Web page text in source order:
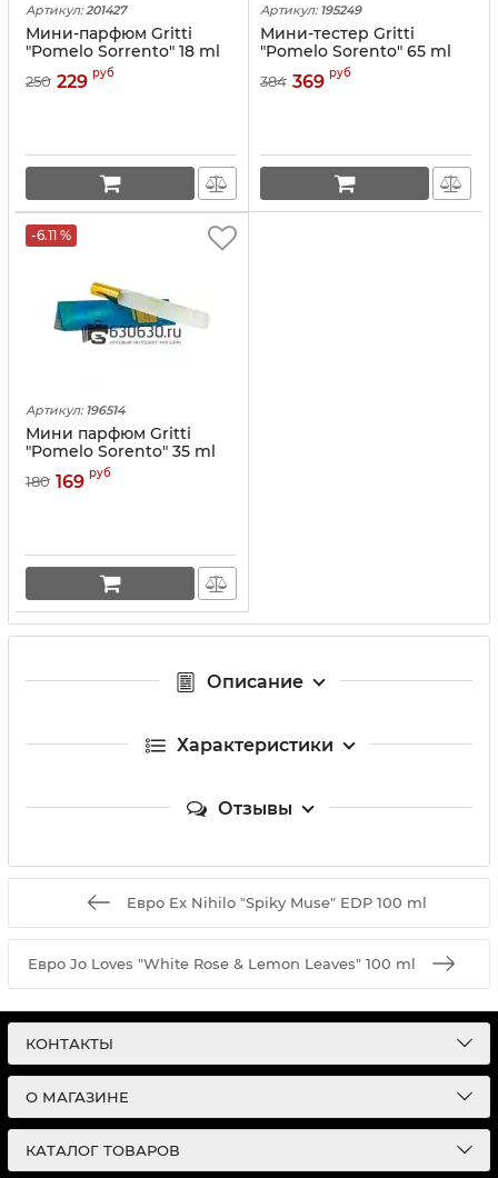
Артикул: 201427
Мини-парфюм Gritti
"Pomelo Sorrento" 18 ml
250 229 руб
Артикул: 195249
Мини-тестер Gritti
"Pomelo Sorento" 65 ml
384 369 руб
-6.11 %
Артикул: 196514
Мини парфюм Gritti
"Pomelo Sorento" 35 ml
(треугольник)
180 169 руб
Описание
Характеристики
Отзывы
Евро Ex Nihilo "Spiky Muse" EDP 100 ml
Евро Jo Loves "White Rose & Lemon Leaves" 100 ml
КОНТАКТЫ
О МАГАЗИНЕ
КАТАЛОГ ТОВАРОВ